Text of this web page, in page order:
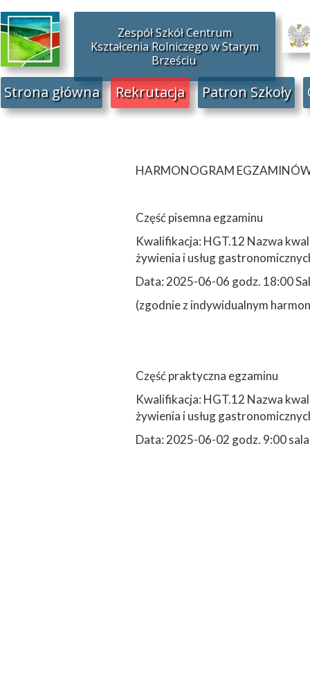
HARMONOGRAM
Część pisemna egzaminu
Kwalifikacja: HGT.12 Nazwa
żywienia i usług
Data: 2025-06-06 godz. 18:00
(zgodnie z indywidualnym
Część praktyczna egzaminu
Kwalifikacja: HGT.12 Nazwa
żywienia i usług
Data: 2025-06-02 godz. 9:00
Rekrutacja
Strona główna Patron Szkoły
Zespół Szkół Centrum
Kształcenia Rolniczego w Starym
Brześciu